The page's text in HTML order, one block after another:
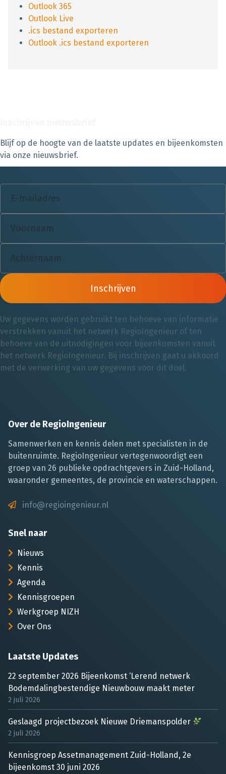
Outlook 365
Outlook Live
.ics bestand exporteren
Outlook .ics bestand exporteren
Blijf op de hoogte van de laatste updates en bijeenkomsten
via onze nieuwsbrief.
Inschrijven
Uw gegevens worden gebruikt ten behoeve van informatie
verstrekken vanuit het netwerk RegioIngenieur of ten
behoeve van de uitnodigingen voor bijeenkomsten vanuit
het netwerk RegioIngenieur. Bij inschrijven gaat u akkoord
met de verwerking van uw gegevens voor dit doel.
Over de RegioIngenieur
Samenwerken en kennis delen met specialisten in de
buitenruimte. RegioIngenieur vertegenwoordigt een
groep van 26 publieke opdrachtgevers in Zuid-Holland,
waaronder gemeentes, de provincie en waterschappen.
info@regioingenieur.nl
Snel naar
Nieuws
Kennis
Agenda
Kennisgroepen
Werkgroep NIZH
Over Ons
Laatste Updates
22 september 2026 Bijeenkomst ‘Lerend netwerk
Bodemdalingbestendige Nieuwbouw maakt meter
2 juli 2026
Geslaagd projectbezoek Nieuwe Driemanspolder
2 juli 2026
Kennisgroep Assetmanagement Zuid-Holland, 2e
bijeenkomst 30 juni 2026